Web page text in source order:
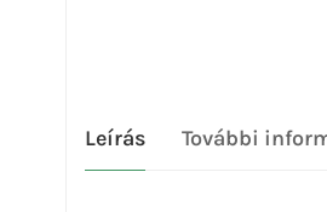
Leírás További